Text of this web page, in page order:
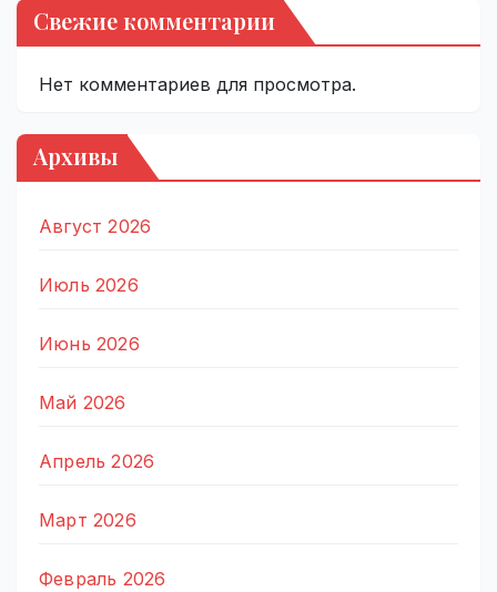
Свежие комментарии
Нет комментариев для просмотра.
Архивы
Август 2026
Июль 2026
Июнь 2026
Май 2026
Апрель 2026
Март 2026
Февраль 2026